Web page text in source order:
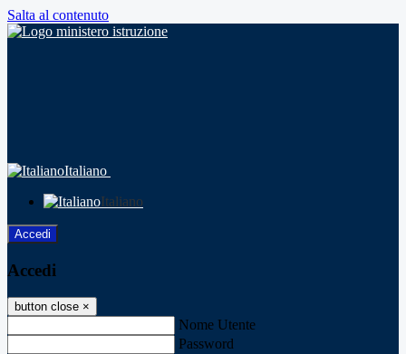
Salta al contenuto
Italiano
Italiano
Accedi
Accedi
button close ×
Nome Utente
Password